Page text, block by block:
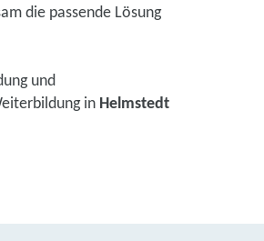
die passende Lösung
und
in Helmstedt